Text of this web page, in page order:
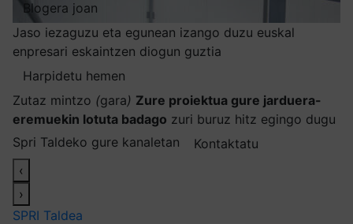
Blogera joan
Jaso iezaguzu eta egunean izango duzu euskal
enpresari eskaintzen diogun guztia
Harpidetu hemen
Zutaz mintzo (gara) Zure proiektua gure jarduera-
eremuekin lotuta badago zuri buruz hitz egingo dugu
Spri Taldeko gure kanaletan
Kontaktatu
‹
›
SPRI Taldea